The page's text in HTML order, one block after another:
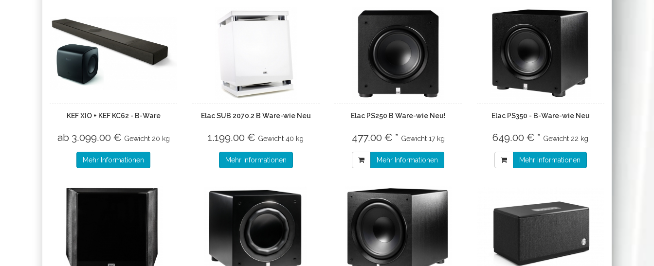
KEF XIO + KEF KC62 - B-Ware
ab 3.099.00 € Gewicht 20 kg
Mehr Informationen
Elac SUB 2070.2 B Ware-wie Neu
1.199.00 € Gewicht 40 kg
Mehr Informationen
Elac PS250 B Ware-wie Neu!
477.00 € * Gewicht 17 kg
Mehr Informationen
Elac PS350 - B-Ware-wie Neu
649.00 € * Gewicht 22 kg
Mehr Informationen